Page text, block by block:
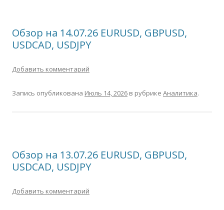
Обзор на 14.07.26 EURUSD, GBPUSD,
USDCAD, USDJPY
Добавить комментарий
Запись опубликована Июль 14, 2026 в рубрике Аналитика.
Обзор на 13.07.26 EURUSD, GBPUSD,
USDCAD, USDJPY
Добавить комментарий